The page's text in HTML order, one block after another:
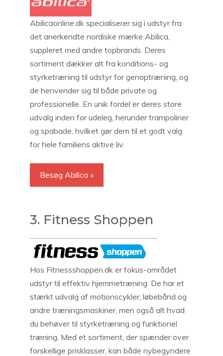
Abilicaonline.dk specialiserer sig i udstyr fra
det anerkendte nordiske mærke Abilica,
suppleret med andre topbrands. Deres
sortiment dækker alt fra konditions- og
styrketræning til udstyr for genoptræning, og
de henvender sig til både private og
professionelle. En unik fordel er deres store
udvalg inden for udeleg, herunder trampoliner
og spabade, hvilket gør dem til et godt valg
for hele familiens aktive liv.
Besøg Abilica »
3. Fitness Shoppen
Hos Fitnessshoppen.dk er fokus-området
udstyr til effektiv hjemmetræning. De har et
stærkt udvalg af motionscykler, løbebånd og
andre træningsmaskiner, men også alt hvad
du behøver til styrketræning og funktionel
træning. Med et sortiment, der spænder over
forskellige prisklasser, kan både nybegyndere